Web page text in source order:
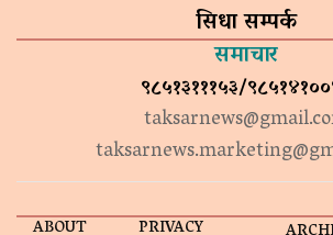
सिधा सम्पर्क
समाचार
९८५१३१११५३/
ABOUT PRIVACY